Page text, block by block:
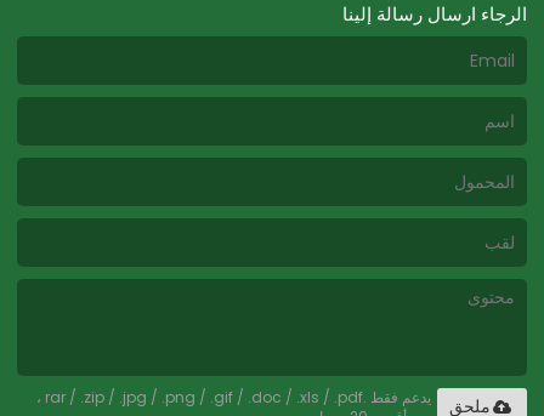
الرجاء ارسال رسالة إلينا
يدعم فقط .rar / .zip / .jpg / .png / .gif / .doc / .xls / .pdf ،
ملحق